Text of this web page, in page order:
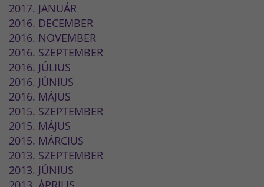
2017. JANUÁR
2016. DECEMBER
2016. NOVEMBER
2016. SZEPTEMBER
2016. JÚLIUS
2016. JÚNIUS
2016. MÁJUS
2015. SZEPTEMBER
2015. MÁJUS
2015. MÁRCIUS
2013. SZEPTEMBER
2013. JÚNIUS